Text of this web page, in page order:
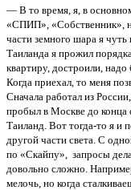
— В то время, я, в
«СПИП», «Собственник»,
части земного шара я чуть
Таиланда я прожил
квартиру, достроили,
Когда приехал, то меня
Сначала работал из
пробыл в Москве до конца
Таиланд. Вот тогда-то я и
другой части света. С
по «Скайпу», запросы
довольно сложно.
мелочь, но когда